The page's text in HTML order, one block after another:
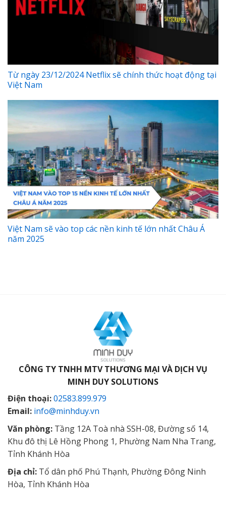
Từ ngày 23/12/2024 Netflix sẽ chính thức hoạt động tại
Việt Nam
Việt Nam sẽ vào top các nền kinh tế lớn nhất Châu Á
năm 2025
CÔNG TY TNHH MTV THƯƠNG MẠI VÀ DỊCH VỤ
MINH DUY SOLUTIONS
Điện thoại:02583.899.979
Email: info@minhduy.vn
Văn phòng: Tầng 12A Toà nhà SSH-08, Đường số 14,
Khu đô thị Lê Hồng Phong 1, Phường Nam Nha Trang,
Tỉnh Khánh Hòa
Địa chỉ: Tổ dân phố Phú Thạnh, Phường Đông Ninh
Hòa, Tỉnh Khánh Hòa